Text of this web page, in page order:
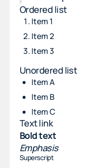
Ordered list
Item 1
Item 2
Item 3
Unordered list
Item A
Item B
Item C
Text link
Bold text
Emphasis
Superscript